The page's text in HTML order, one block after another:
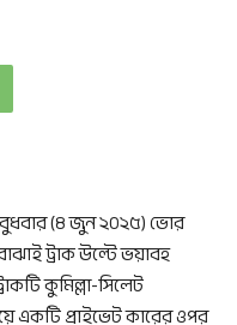
বুধবার (৪ জুন ২০২৫) ভোর
ট্রাক উল্টে ভয়াবহ
কুমিল্লা-সিলেট
একটি প্রাইভেট কারের ওপর